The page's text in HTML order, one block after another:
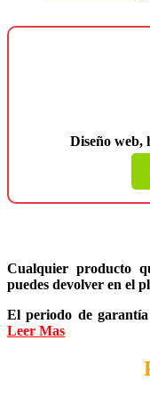
Diseño web,
Cualquier producto
puedes devolver en el
El periodo de
Leer Mas